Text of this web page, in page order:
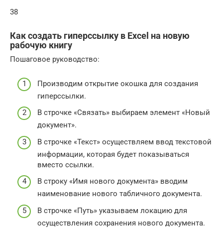
38
Как создать гиперссылку в Excel на новую
рабочую книгу
Пошаговое руководство:
Производим открытие окошка для создания
гиперссылки.
В строчке «Связать» выбираем элемент «Новый
документ».
В строчке «Текст» осуществляем ввод текстовой
информации, которая будет показываться
вместо ссылки.
В строку «Имя нового документа» вводим
наименование нового табличного документа.
В строчке «Путь» указываем локацию для
осуществления сохранения нового документа.